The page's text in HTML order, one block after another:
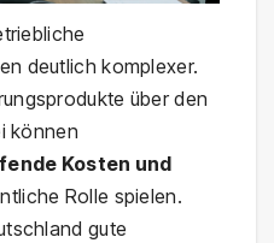
deutlich komplexer.
über den
können
Kosten und
Rolle spielen.
gute